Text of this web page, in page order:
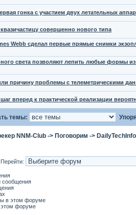
гонка с участием двух летательных
совершенно нового типа
Webb сделал первые прямые снимки
света позволяют лепить любые формы
причину проблемы с телеметрическими
вперед к практической реализации
темы:
NNM-Club -> Поговорим -> DailyTechInfo
Перейти:
сообщения
в этом форуме
этом форуме